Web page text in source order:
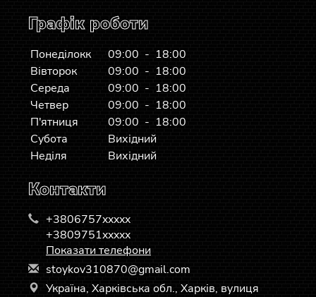
Графік роботи
Понеділокк
09:00 - 18:00
Вівторок
09:00 - 18:00
Середа
09:00 - 18:00
Четвер
09:00 - 18:00
П'ятниця
09:00 - 18:00
Субота
Вихідний
Неділя
Вихідний
Контакти
+3806757xxxxx
+3809751xxxxx
Показати телефони
stoykov310870@gmail.com
Україна, Харківська обл., Харків, вулиця